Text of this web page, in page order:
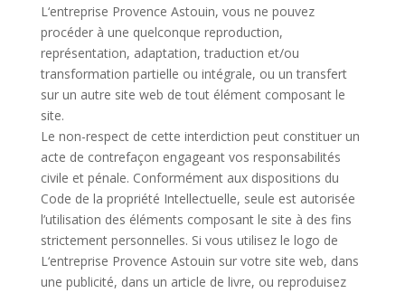
L‘entreprise Provence Astouin, vous ne pouvez
procéder à une quelconque reproduction,
représentation, adaptation, traduction et/ou
transformation partielle ou intégrale, ou un transfert
sur un autre site web de tout élément composant le
site.
Le non-respect de cette interdiction peut constituer un
acte de contrefaçon engageant vos responsabilités
civile et pénale. Conformément aux dispositions du
Code de la propriété Intellectuelle, seule est autorisée
l’utilisation des éléments composant le site à des fins
strictement personnelles. Si vous utilisez le logo de
L‘entreprise Provence Astouin sur votre site web, dans
une publicité, dans un article de livre, ou reproduisez